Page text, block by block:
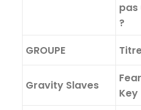
pas
?
GROUPE
Gravity Slaves
Key